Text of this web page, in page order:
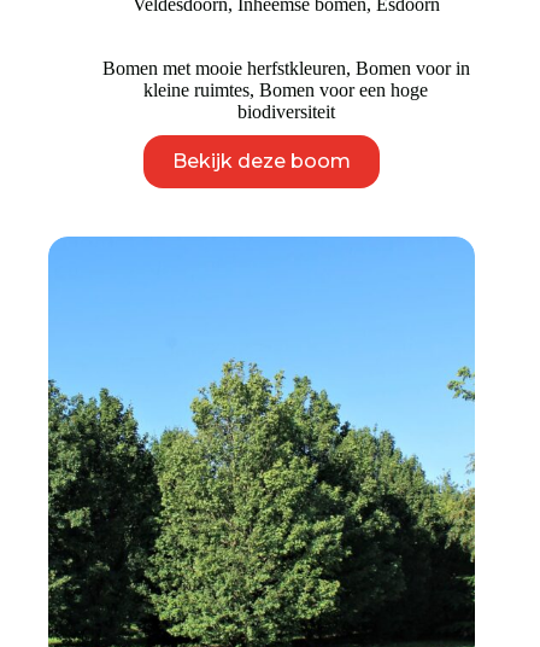
tot
Veldesdoorn, Inheemse bomen, Esdoorn
Bomen met mooie herfstkleuren, Bomen voor in
kleine ruimtes,Bomen voor een hoge
biodiversiteit
Bekijk deze boom
product
heeft
de
productpagina